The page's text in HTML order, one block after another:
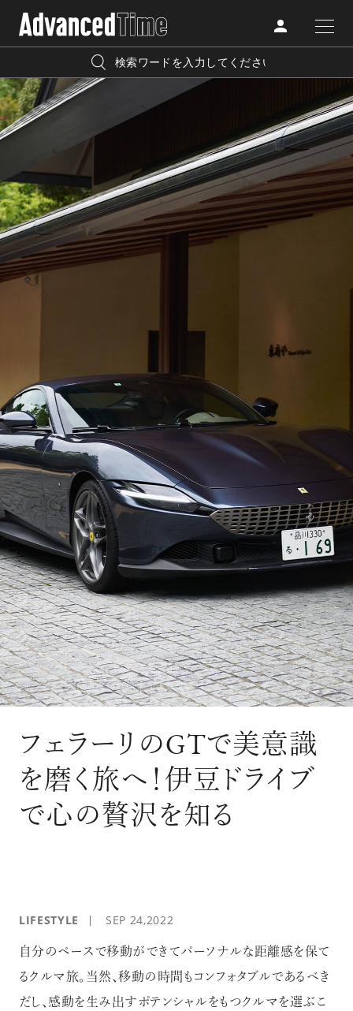
CATEGORY
FASHION
BEAUTY
TRAVEL
LIFESTYLE
AdvancedClub
『AdvancedTime』は、自由でしなやかに生きるハイエンド
な大人達におくる、スペシャルイシュー満載のメディア。
高感度なファッション、カルチャーに溺愛、未知の幅広い
教養を求め、今までの人生で積んだ経験、知見を余裕をも
って楽しみながら、進化するソーシャルに寄り添いたい。
「AdvancedClub」会員に登録すると、プレゼント応募情報
の一覧、プレミアムな会員限定イベント、ブランドのエクス
クルーシブアイテムの紹介など、特別なコンテンツ情報を
メールマガジンでお届け致します。更に『AdvancedTime』
のタブロイドマガジンのご案内もあり、送付手数料のみを
ご負担いただくことでお手元で『AdvancedTime』をお楽し
みいただけます。
登録は無料です。
一緒に『AdvancedTime』を楽しみましょう！
会員登録をする
人気の検索キーワード
宿泊 プレゼント
リゾート インテリア
美白 アイメイク
フェラーリのGTで美意識
を磨く旅へ！伊豆ドライブ
で心の贅沢を知る
LIFESTYLE SEP 24,2022
自分のペースで移動ができてパーソナルな距離感を保て
るクルマ旅。当然、移動の時間もコンフォタブルであるべき
だし、感動を生み出すポテンシャルをもつクルマを選ぶこ